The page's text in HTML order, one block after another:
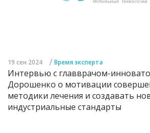
19 сен 2024 / Время эксперта
Интервью с главврачом-
Дорошенко о мотивации
методики лечения и создавать
индустриальные стандарты